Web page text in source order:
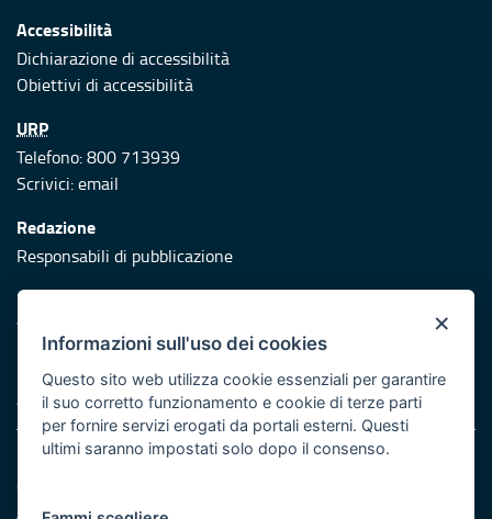
Accessibilità
Dichiarazione di accessibilità
Obiettivi di accessibilità
URP
Telefono: 800 713939
Scrivici:email
Redazione
Responsabili di pubblicazione
Protezione civile
Vai al sito di Protezione Civile Puglia
Iniziativa finanziata con risorse del POR Puglia 2014/2020 -
Asse XI
Note legali
Cookie e privacy
Atti di notifica
×
Informazioni sull'uso dei cookies
Questo sito web utilizza cookie essenziali per garantire
il suo corretto funzionamento e cookie di terze parti
per fornire servizi erogati da portali esterni. Questi
ultimi saranno impostati solo dopo il consenso.